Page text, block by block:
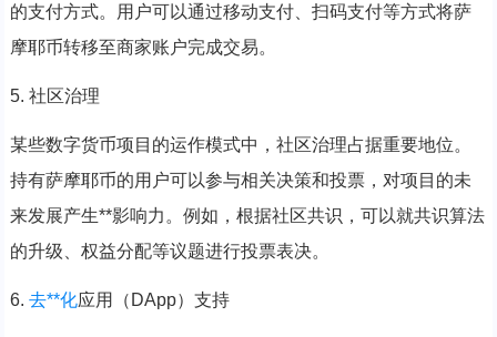
的支付方式。用户可以通过移动支付、扫码支付等方式将萨
摩耶币转移至商家账户完成交易。
5. 社区治理
某些数字货币项目的运作模式中，社区治理占据重要地位。
持有萨摩耶币的用户可以参与相关决策和投票，对项目的未
来发展产生**影响力。例如，根据社区共识，可以就共识算法
的升级、权益分配等议题进行投票表决。
6. 去**化应用（DApp）支持